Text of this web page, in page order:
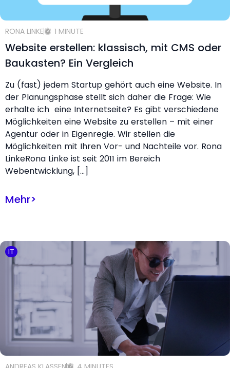
RONA LINKE 1 MINUTE
Website erstellen: klassisch, mit CMS oder
Baukasten? Ein Vergleich
Zu (fast) jedem Startup gehört auch eine Website. In
der Planungsphase stellt sich daher die Frage: Wie
erhalte ich eine Internetseite? Es gibt verschiedene
Möglichkeiten eine Website zu erstellen – mit einer
Agentur oder in Eigenregie. Wir stellen die
Möglichkeiten mit Ihren Vor- und Nachteile vor. Rona
LinkeRona Linke ist seit 2011 im Bereich
Webentwicklung, […]
Mehr>
IT